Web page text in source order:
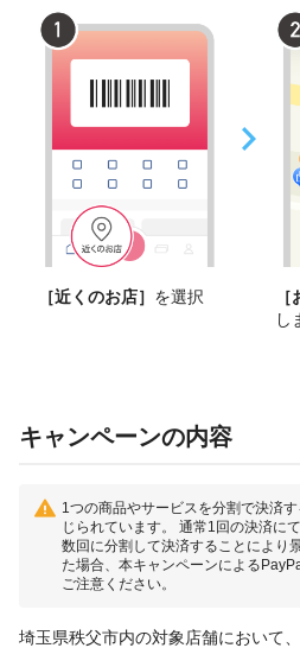
［近くのお店］ を選択
し
キャンペーンの内容
1つの商品やサービスを分割で決済
じられています。 通常1回の決済に
数回に分割して決済することにより
た場合、本キャンペーンによる
ご注意ください。
埼玉県秩父市内の対象店舗において